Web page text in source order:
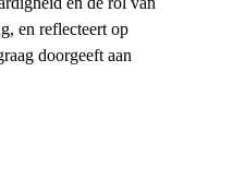
en reflecteert op
doorgeeft aan